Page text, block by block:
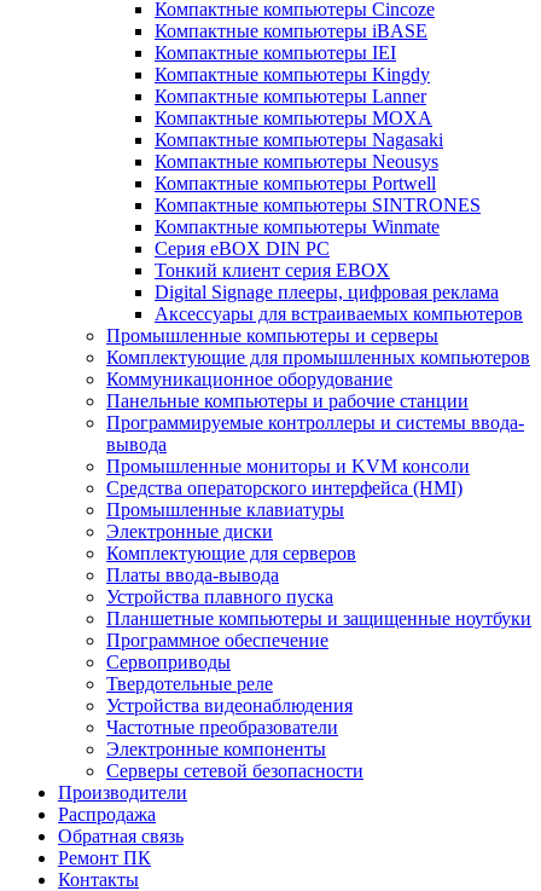
Компактные компьютеры Cincoze
Компактные компьютеры iBASE
Компактные компьютеры IEI
Компактные компьютеры Kingdy
Компактные компьютеры Lanner
Компактные компьютеры MOXA
Компактные компьютеры Nagasaki
Компактные компьютеры Neousys
Компактные компьютеры Portwell
Компактные компьютеры SINTRONES
Компактные компьютеры Winmate
Серия eBOX DIN PC
Тонкий клиент серия EBOX
Digital Signage плееры, цифровая реклама
Аксессуары для встраиваемых компьютеров
Промышленные компьютеры и серверы
Комплектующие для промышленных компьютеров
Коммуникационное оборудование
Панельные компьютеры и рабочие станции
Программируемые контроллеры и системы ввода-
вывода
Промышленные мониторы и KVM консоли
Средства операторского интерфейса (HMI)
Промышленные клавиатуры
Электронные диски
Комплектующие для серверов
Платы ввода-вывода
Устройства плавного пуска
Планшетные компьютеры и защищенные ноутбуки
Программное обеспечение
Сервоприводы
Твердотельные реле
Устройства видеонаблюдения
Частотные преобразователи
Электронные компоненты
Серверы сетевой безопасности
Производители
Распродажа
Обратная связь
Ремонт ПК
Контакты